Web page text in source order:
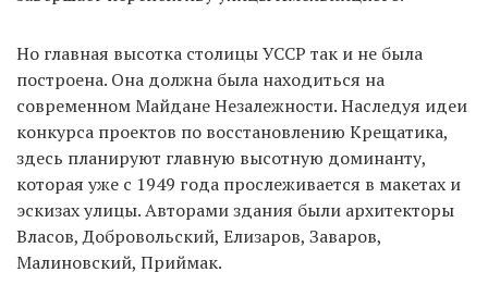
Но главная высотка столицы УССР так и не была
построена. Она должна была находиться на
современном Майдане Незалежности. Наследуя идеи
конкурса проектов по восстановлению Крещатика,
здесь планируют главную высотную доминанту,
которая уже с 1949 года прослеживается в макетах и
эскизах улицы. Авторами здания были архитекторы
Власов, Добровольский, Елизаров, Заваров,
Малиновский, Приймак.